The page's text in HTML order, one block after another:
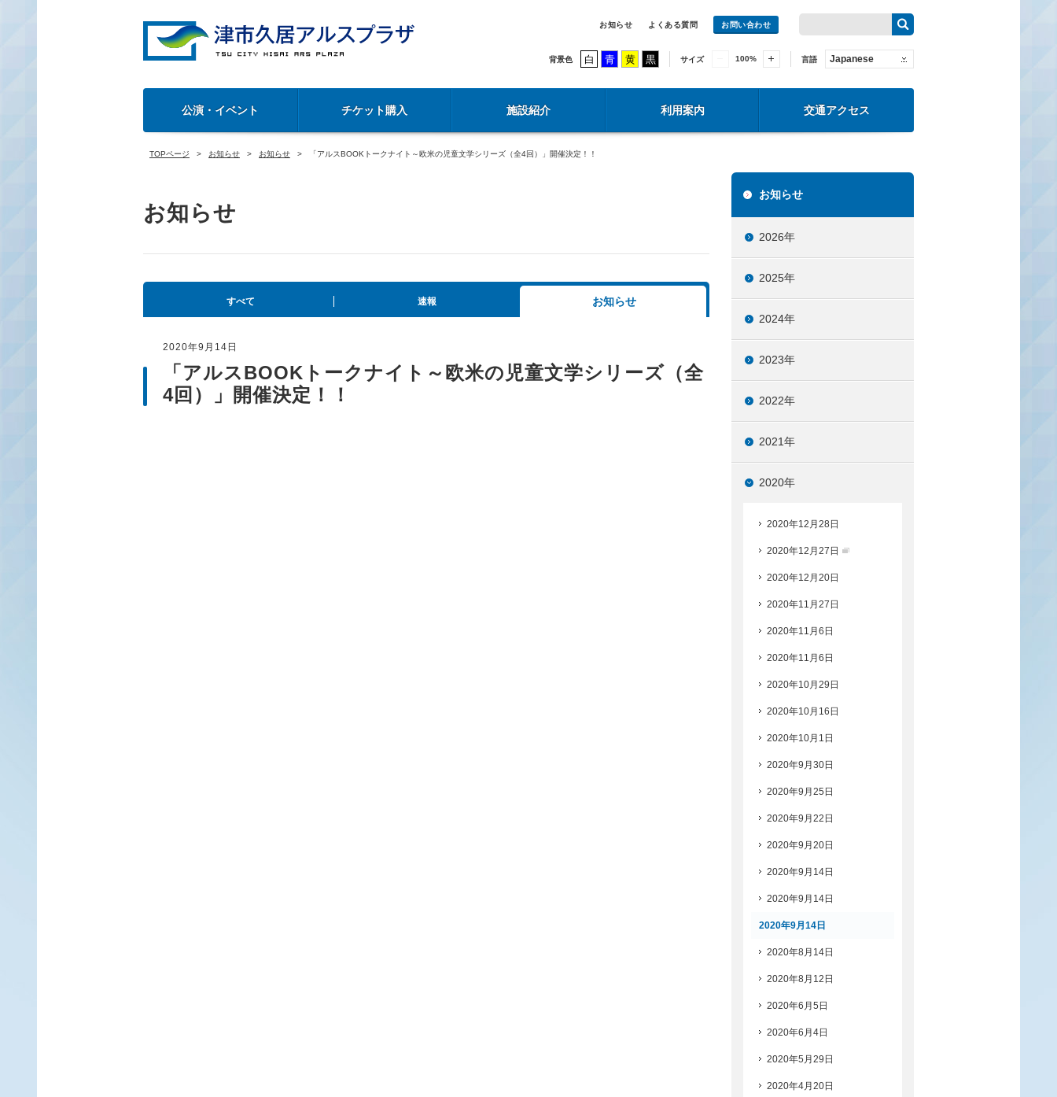
お知らせ よくある質問 お問い合わせ
背景色 白 青 黄 黒 サイズ 100% 言語 Japanese
公演・イベント チケット購入 施設紹介 利用案内 交通アクセス
TOPページ お知らせ お知らせ 「アルスBOOKトークナイト～欧米の児童文学シリーズ（全4回）」開催決定！！
お知らせ
すべて 速報 お知らせ
2020年9月14日
「アルスBOOKトークナイト～欧米の児童文学シリーズ（全
4回）」開催決定！！
お知らせ
2026年
2025年
2024年
2023年
2022年
2021年
2020年
2020年12月28日
2020年12月27日
2020年12月20日
2020年11月27日
2020年11月6日
2020年11月6日
2020年10月29日
2020年10月16日
2020年10月1日
2020年9月30日
2020年9月25日
2020年9月22日
2020年9月20日
2020年9月14日
2020年9月14日
2020年9月14日
2020年8月14日
2020年8月12日
2020年6月5日
2020年6月4日
2020年5月29日
2020年4月20日